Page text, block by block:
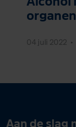
organen
04 juli 2022 •
Aan de slag